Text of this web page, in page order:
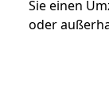
Sie einen
oder